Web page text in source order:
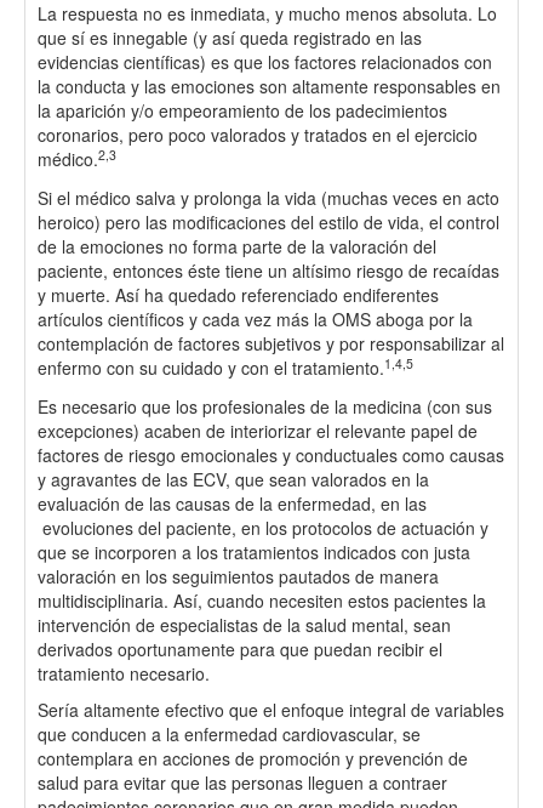
La respuesta no es inmediata, y mucho menos absoluta. Lo
que sí es innegable (y así queda registrado en las
evidencias científicas) es que los factores relacionados con
la conducta y las emociones son altamente responsables en
la aparición y/o empeoramiento de los padecimientos
coronarios, pero poco valorados y tratados en el ejercicio
médico.2,3
Si el médico salva y prolonga la vida (muchas veces en acto
heroico) pero las modificaciones del estilo de vida, el control
de la emociones no forma parte de la valoración del
paciente, entonces éste tiene un altísimo riesgo de recaídas
y muerte. Así ha quedado referenciado endiferentes
artículos científicos y cada vez más la OMS aboga por la
contemplación de factores subjetivos y por responsabilizar al
enfermo con su cuidado y con el tratamiento.1,4,5
Es necesario que los profesionales de la medicina (con sus
excepciones) acaben de interiorizar el relevante papel de
factores de riesgo emocionales y conductuales como causas
y agravantes de las ECV, que sean valorados en la
evaluación de las causas de la enfermedad, en las
evoluciones del paciente, en los protocolos de actuación y
que se incorporen a los tratamientos indicados con justa
valoración en los seguimientos pautados de manera
multidisciplinaria. Así, cuando necesiten estos pacientes la
intervención de especialistas de la salud mental, sean
derivados oportunamente para que puedan recibir el
tratamiento necesario.
Sería altamente efectivo que el enfoque integral de variables
que conducen a la enfermedad cardiovascular, se
contemplara en acciones de promoción y prevención de
salud para evitar que las personas lleguen a contraer